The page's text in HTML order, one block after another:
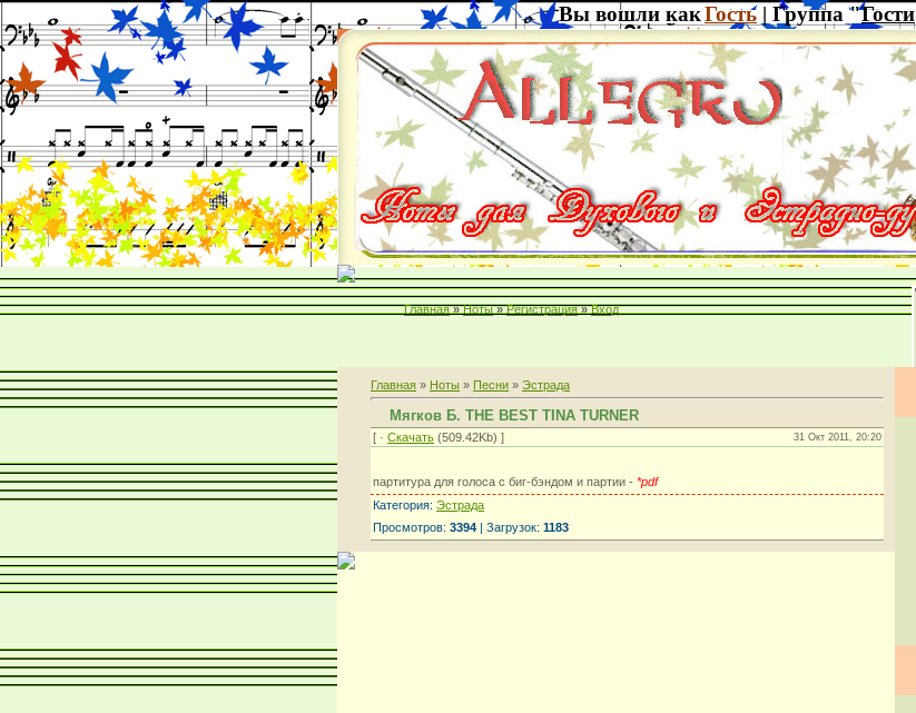
Вы вошли какГость | Группа "Гости
Главная » Ноты » Регистрация » Вход
Главная » Ноты » Песни » Эстрада
Мягков Б. THE BEST TINA TURNER
[ · Скачать (509.42Kb) ] 31 Окт 2011, 20:20
партитура для голоса с биг-бэндом и партии - *pdf
Категория: Эстрада
Просмотров: 3394 | Загрузок: 1183